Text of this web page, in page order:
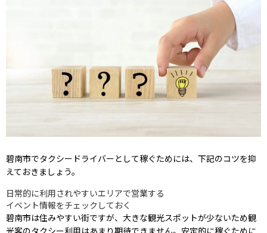
碧南市でタクシードライバーとして稼ぐためには、下記のコツを抑
えておきましょう。
日常的に利用されやすいエリアで営業する
イベント情報をチェックしておく
碧南市は住みやすい街ですが、大きな観光スポットが少ないため観